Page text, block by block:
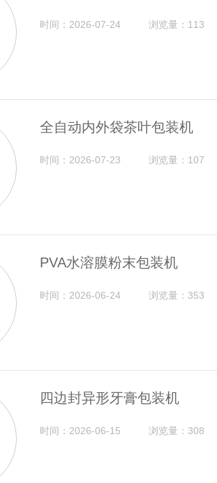
时间：2026-07-24 浏览量：113
全自动内外袋茶叶包装机
时间：2026-07-23 浏览量：107
PVA水溶膜粉末包装机
时间：2026-06-24 浏览量：353
四边封异形牙膏包装机
时间：2026-06-15 浏览量：308